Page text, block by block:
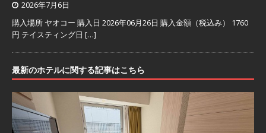
2026年7月6日
購入場所 ヤオコー 購入日 2026年06月26日 購入金額（税込み） 1760
円 テイスティング日 […]
最新のホテルに関する記事はこちら